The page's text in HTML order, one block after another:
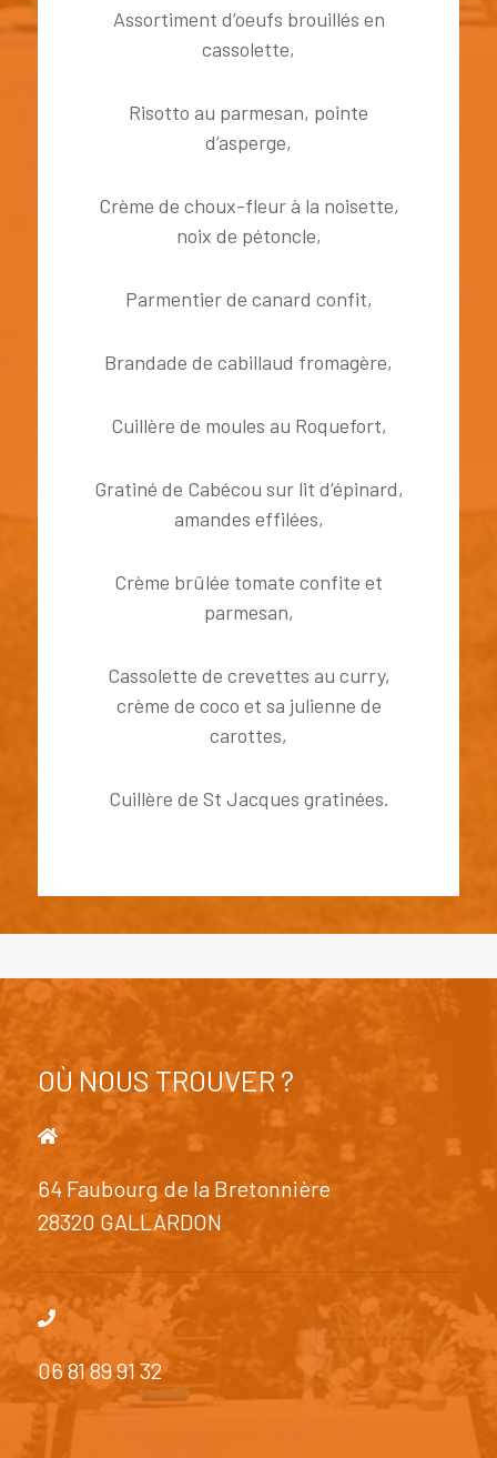
Assortiment d’oeufs brouillés en
cassolette,
Risotto au parmesan, pointe
d’asperge,
Crème de choux-fleur à la noisette,
noix de pétoncle,
Parmentier de canard confit,
Brandade de cabillaud fromagère,
Cuillère de moules au Roquefort,
Gratiné de Cabécou sur lit d’épinard,
amandes effilées,
Crème brûlée tomate confite et
parmesan,
Cassolette de crevettes au curry,
crème de coco et sa julienne de
carottes,
Cuillère de St Jacques gratinées.
OÙ NOUS TROUVER ?
64 Faubourg de la Bretonnière
28320 GALLARDON
06 81 89 91 32